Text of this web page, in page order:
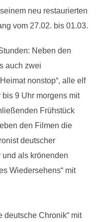
neu restaurierten
vom 27.02. bis 01.03.
Neben den
auch zwei
nonstop“, alle elf
9 Uhr morgens mit
Frühstück
den Filmen die
deutscher
und als krönenden
Wiedersehens“ mit
deutsche Chronik“ mit